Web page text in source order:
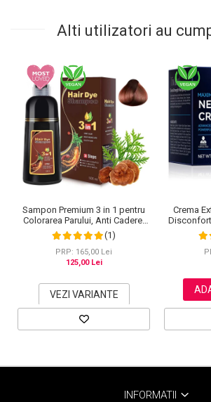
Alti utilizatori au
Sampon Premium 3 in 1 pentru
Colorarea Parului, Anti Cadere,
Regenerare cu Ghimbir si
Ginseng, 500 ml, #3 Saten inchis
(Dark Brown)
(1)
PRP: 165,00 Lei
125,00 Lei
VEZI VARIANTE
Crema
Disconfort
INFORMATII